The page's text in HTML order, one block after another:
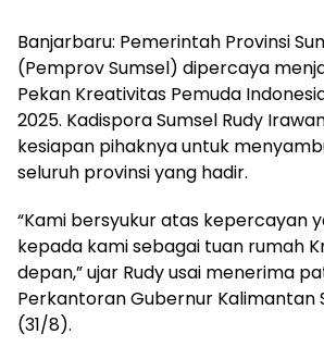
Banjarbaru: Pemerintah Provinsi
(Pemprov Sumsel) dipercaya
Pekan Kreativitas Pemuda
2025. Kadispora Sumsel Rudy
kesiapan pihaknya untuk
seluruh provinsi yang hadir.
“Kami bersyukur atas kepercayan
kepada kami sebagai tuan rumah
depan,” ujar Rudy usai menerima
Perkantoran Gubernur Kalimantan
(31/8).